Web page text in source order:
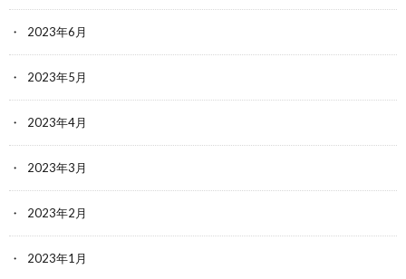
2023年6月
2023年5月
2023年4月
2023年3月
2023年2月
2023年1月